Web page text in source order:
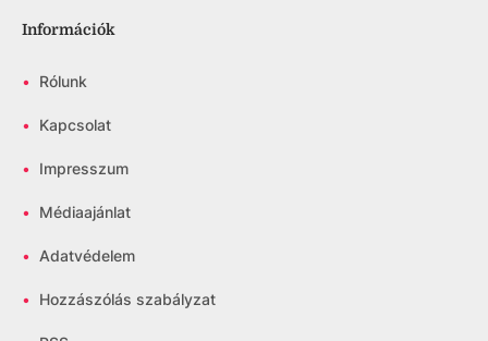
Információk
• Rólunk
• Kapcsolat
• Impresszum
• Médiaajánlat
• Adatvédelem
• Hozzászólás szabályzat